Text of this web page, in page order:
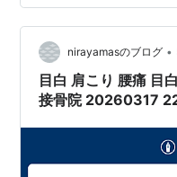
投稿）: https://
レンタル衣裳 卒業式
来店する方が非常に多
nirayamasのブログ •
目白 肩こり 腰痛 目
接骨院 20260317